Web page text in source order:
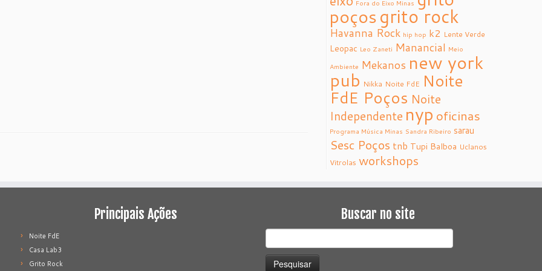
Fora do Eixo Minas
poçosgrito rock
Havanna Rock hip hop k2 Lente Verde
Leopac Leo Zaneti Manancial Meio
Ambiente Mekanos new york
pub Nikka Noite FdE Noite
FdE Poços Noite
Independente nyp oficinas
Programa Música Minas Sandra Ribeiro sarau
Sesc Poços tnb Tupi Balboa Uclanos
Vitrolas workshops
Principais Ações
Noite FdE
Casa Lab3
Grito Rock
Buscar no site
por: